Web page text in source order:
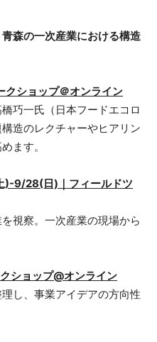
森の一次産業における構造
ショップ＠オンライン
巧一氏（日本フードエコロ
造のレクチャーやヒアリン
ます。
9/28(日)｜フィールドツ
視察。一次産業の現場から
ショップ@オンライン
し、事業アイデアの方向性